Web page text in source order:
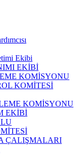
Ekibi
EKİBİ
KOMİSYONU
KOMİTESİ
KOMİSYONU
EKİBİ
ÇALIŞMALARI